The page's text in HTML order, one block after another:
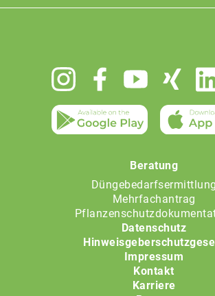
Beratung
Düngebedarfsermittlung
Mehrfachantrag
Datenschutz
Impressum
Kontakt
Karriere